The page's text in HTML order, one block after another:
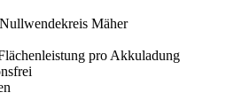
Mäher
pro Akkuladung